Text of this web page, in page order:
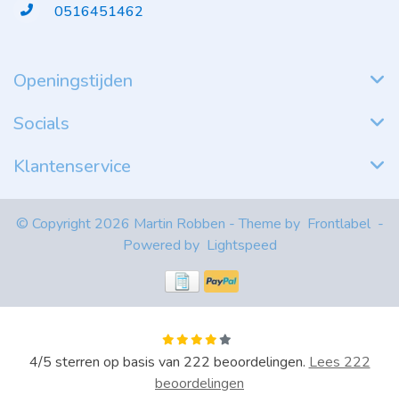
0516451462
Openingstijden
Socials
Klantenservice
© Copyright 2026 Martin Robben - Theme by Frontlabel -
Powered by Lightspeed
4/5 sterren op basis van 222 beoordelingen. Lees 222
beoordelingen